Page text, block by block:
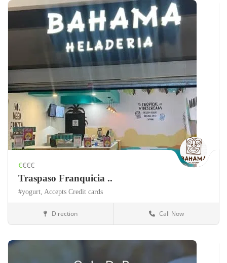
€€€€
Traspaso Franquicia ..
#yogurt, Accepts Credit cards
AlimentaciónDirection Call Now